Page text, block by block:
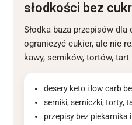
słodkości bez
Słodka baza przepisów
ograniczyć cukier, ale nie
kawy, serników, tortów, tart
desery keto i low carb
serniki, serniczki, torty,
przepisy bez piekarnika